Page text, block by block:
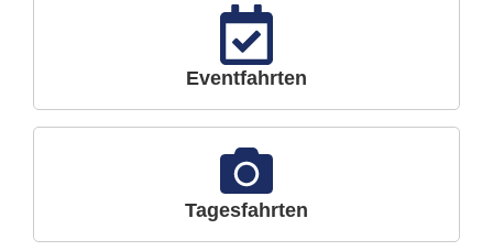
Eventfahrten
Tagesfahrten